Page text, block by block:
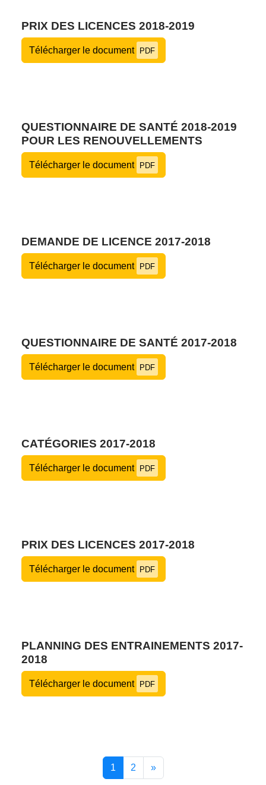
PRIX DES LICENCES 2018-2019
Télécharger le document PDF
QUESTIONNAIRE DE SANTÉ 2018-2019
POUR LES RENOUVELLEMENTS
Télécharger le document PDF
DEMANDE DE LICENCE 2017-2018
Télécharger le document PDF
QUESTIONNAIRE DE SANTÉ 2017-2018
Télécharger le document PDF
CATÉGORIES 2017-2018
Télécharger le document PDF
PRIX DES LICENCES 2017-2018
Télécharger le document PDF
PLANNING DES ENTRAINEMENTS 2017-
2018
Télécharger le document PDF
1 2 »